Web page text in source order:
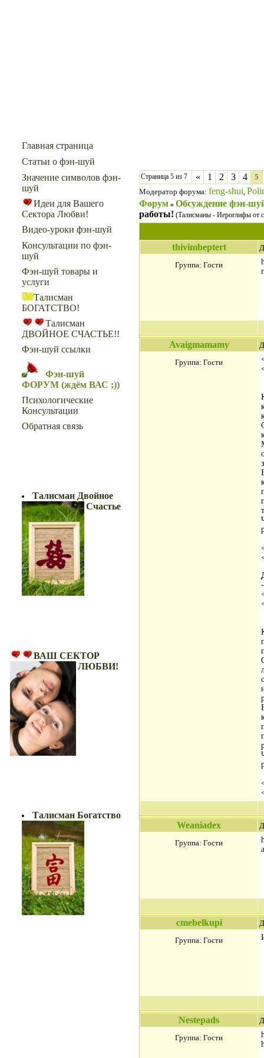
Главная страница
Статьи о фэн-шуй
Значение символов фэн-
шуй
Идеи для Вашего
Сектора Любви!
Видео-уроки фэн-шуй
Консультации по фэн-
шуй
Фэн-шуй товары и
услуги
Талисман
БОГАТСТВО!
Талисман
ДВОЙНОЕ СЧАСТЬЕ!!
Фэн-шуй ссылки
Фэн-шуй
ФОРУМ (ждём ВАС ;))
Психологические
Консультации
Обратная связь
Талисман Двойное
Счастье
ВАШ СЕКТОР
ЛЮБВИ!
Талисман Богатство
Страница 5 из 7 « 1 2 3 4
5
Модератор форума: feng-shui,
Форум » Обсуждение фэн-
работы! (Талисманы - Иероглифы от
thivimbeptert
Группа: Гости
Avaigmamamy
Группа: Гости
Weaniadex
Группа: Гости
cmebelkupi
Группа: Гости
Nestepads
Группа: Гости